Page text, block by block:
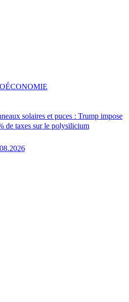
solaires et puces : Trump impose
de taxes sur le polysilicium
ÉCONOMIE